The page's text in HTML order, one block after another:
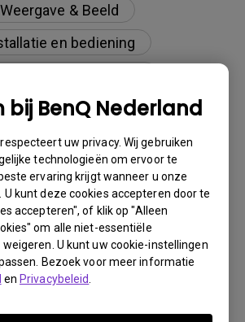
bij BenQ Nederland
uw privacy. Wij gebruiken
technologieën om ervoor te
ervaring krijgt wanneer u onze
kunt deze cookies accepteren door te
accepteren", of klik op "Alleen
om alle niet-essentiële
U kunt uw cookie-instellingen
Bezoek voor meer informatie
en Privacybeleid
Weergave & Beeld
en bediening
bleeding of backlight
sticking, hoe is dit te
kan ik het weg krijgen?